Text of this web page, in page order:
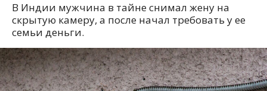
В Индии мужчина в тайне снимал жену на
скрытую камеру, а после начал требовать у ее
семьи деньги.